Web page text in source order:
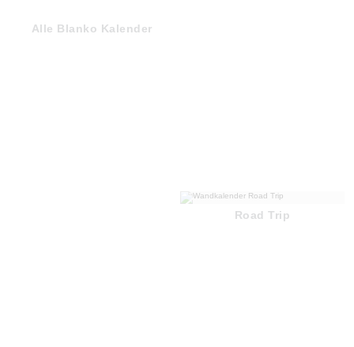
Road Trip
Alle Blanko Kalender